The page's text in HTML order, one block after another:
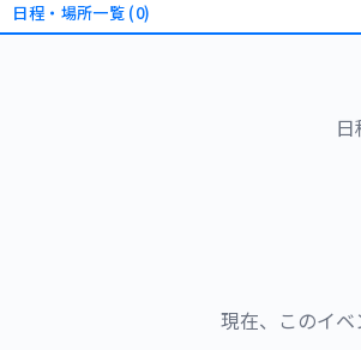
日程・場所一覧 (0)
現在、このイベ